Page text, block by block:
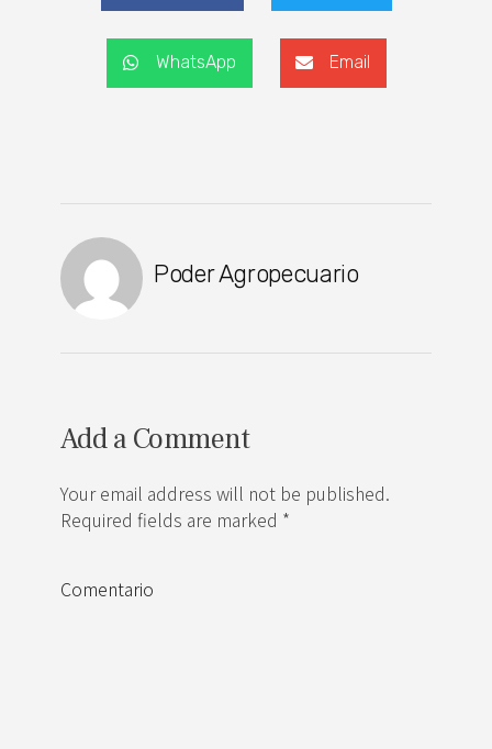
WhatsApp Email
Poder Agropecuario
Add a Comment
Your email address will not be published.
Required fields are marked *
Comentario